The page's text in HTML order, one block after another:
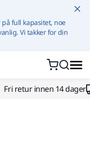
på full kapasitet, noe
Vi takker for din
Fri retur innen 14 dager